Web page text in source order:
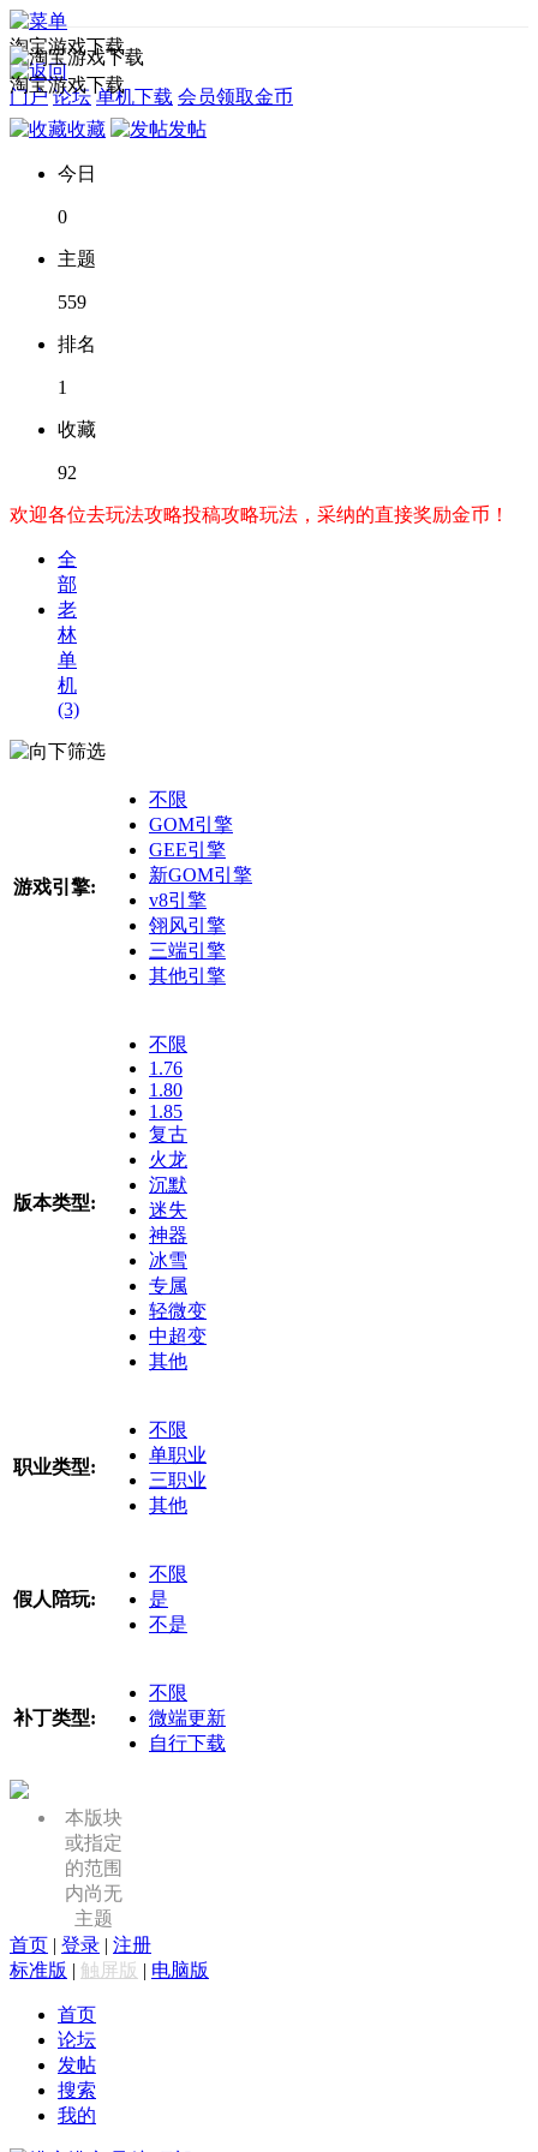
淘宝游戏下载
门户 论坛 单机下载 会员领取金币
淘宝游戏下载
收藏 发帖
今日
0
主题
559
排名
1
收藏
92
欢迎各位去玩法攻略投稿攻略玩法，采纳的直接奖励金币！
全
部
老
林
单
机
(3)
筛选
游戏引擎:
不限
GOM引擎
GEE引擎
新GOM引擎
v8引擎
翎风引擎
三端引擎
其他引擎
版本类型:
不限
1.76
1.80
1.85
复古
火龙
沉默
迷失
神器
冰雪
专属
轻微变
中超变
其他
职业类型:
不限
单职业
三职业
其他
假人陪玩:
不限
是
不是
补丁类型:
不限
微端更新
自行下载
本版块
或指定
的范围
内尚无
主题
首页 | 登录 | 注册
标准版 | 触屏版 | 电脑版
首页
论坛
发帖
搜索
我的